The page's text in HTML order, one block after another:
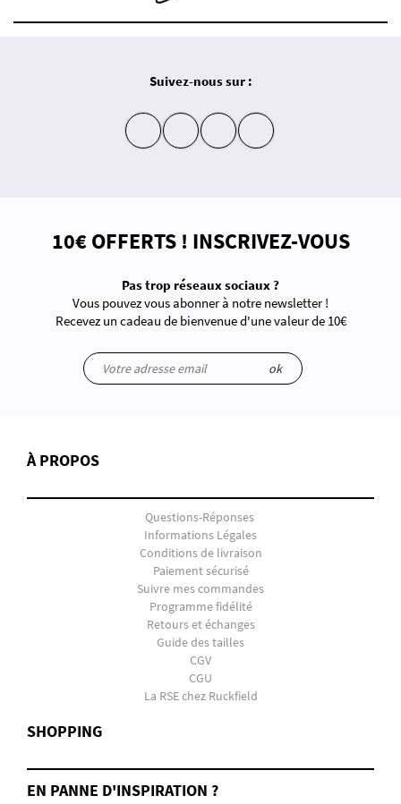
Suivez-nous sur :
insta fb yt in
10€ OFFERTS ! INSCRIVEZ-VOUS
Pas trop réseaux sociaux ?
Vous pouvez vous abonner à notre newsletter !
Recevez un cadeau de bienvenue d'une valeur de 10€
ok
À PROPOS
Questions-Réponses
Informations Légales
Conditions de livraison
Paiement sécurisé
Suivre mes commandes
Programme fidélité
Retours et échanges
Guide des tailles
CGV
CGU
La RSE chez Ruckfield
SHOPPING
EN PANNE D'INSPIRATION ?